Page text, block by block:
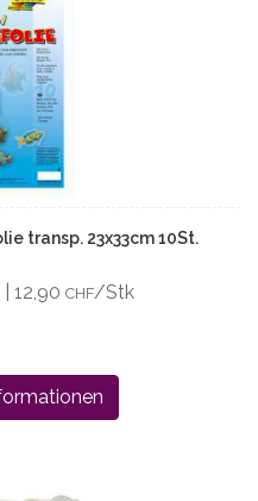
transp. 23x33cm 10St.
| 12,90 CHF/Stk